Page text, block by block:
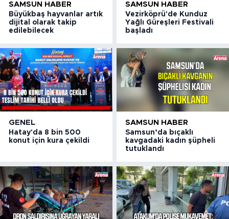
SAMSUN HABER
Büyükbaş hayvanlar artık
dijital olarak takip
edilebilecek
SAMSUN HABER
Vezirköprü'de Kunduz
Yağlı Güreşleri Festivali
başladı
GENEL
Hatay'da 8 bin 500
konut için kura çekildi
SAMSUN HABER
Samsun’da bıçaklı
kavgadaki kadın şüpheli
tutuklandı